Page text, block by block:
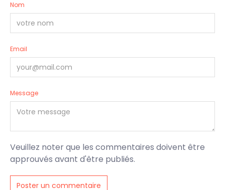
Nom
Email
Message
Veuillez noter que les commentaires doivent être
approuvés avant d'être publiés.